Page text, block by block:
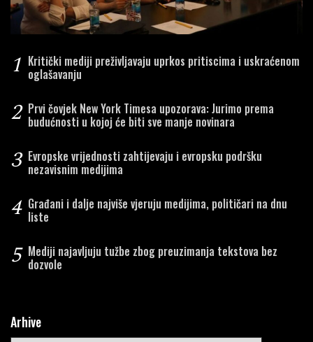
1 Kritički mediji preživljavaju uprkos pritiscima i uskraćenom
oglašavanju
2 Prvi čovjek New York Timesa upozorava: Jurimo prema
budućnosti u kojoj će biti sve manje novinara
3 Evropske vrijednosti zahtijevaju i evropsku podršku
nezavisnim medijima
4 Građani i dalje najviše vjeruju medijima, političari na dnu
liste
5 Mediji najavljuju tužbe zbog preuzimanja tekstova bez
dozvole
Arhive